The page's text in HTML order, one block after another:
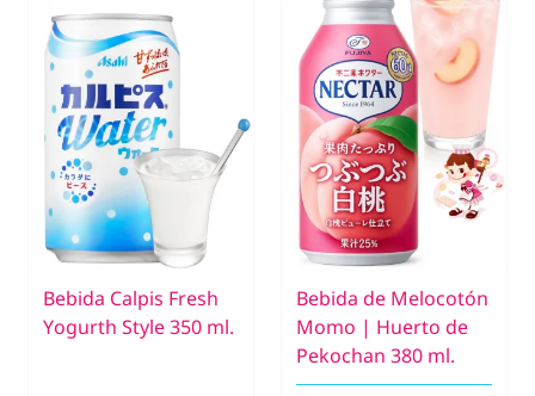
Bebida Calpis Fresh
Yogurth Style 350 ml.
Bebida de Melocotón
Momo | Huerto de
Pekochan 380 ml.